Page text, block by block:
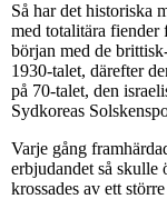
Så har det historiska
med totalitära fiender
början med de
1930-talet, därefter
på 70-talet, den
Sydkoreas
Varje gång
erbjudandet så skulle
krossades av ett